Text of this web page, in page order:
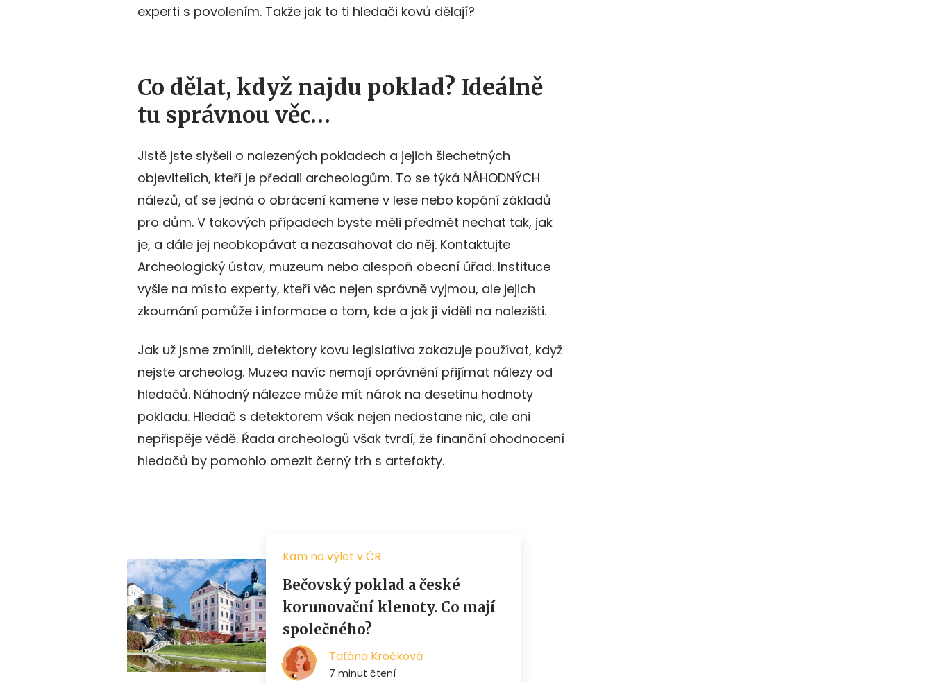
experti s povolením. Takže jak to ti hledači kovů dělají?
Co dělat, když najdu poklad? Ideálně
tu správnou věc…
Jistě jste slyšeli o nalezených pokladech a jejich šlechetných
objevitelích, kteří je předali archeologům. To se týká NÁHODNÝCH
nálezů, ať se jedná o obrácení kamene v lese nebo kopání základů
pro dům. V takových případech byste měli předmět nechat tak, jak
je, a dále jej neobkopávat a nezasahovat do něj. Kontaktujte
Archeologický ústav, muzeum nebo alespoň obecní úřad. Instituce
vyšle na místo experty, kteří věc nejen správně vyjmou, ale jejich
zkoumání pomůže i informace o tom, kde a jak ji viděli na nalezišti.
Jak už jsme zmínili, detektory kovu legislativa zakazuje používat, když
nejste archeolog. Muzea navíc nemají oprávnění přijímat nálezy od
hledačů. Náhodný nálezce může mít nárok na desetinu hodnoty
pokladu. Hledač s detektorem však nejen nedostane nic, ale ani
nepřispěje vědě. Řada archeologů však tvrdí, že finanční ohodnocení
hledačů by pomohlo omezit černý trh s artefakty.